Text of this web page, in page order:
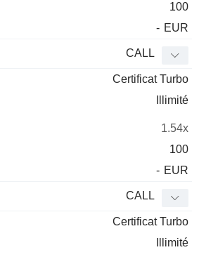
100
- EUR
CALL
Certificat Turbo
Illimité
1.54x
100
- EUR
CALL
Certificat Turbo
Illimité